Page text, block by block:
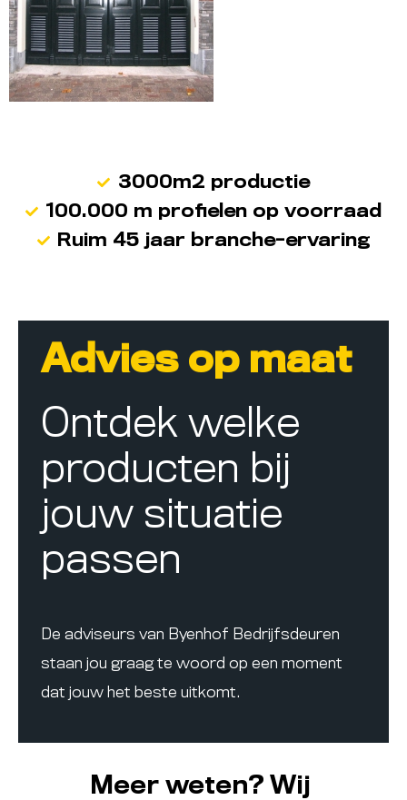
3000m2 productie
100.000 m profielen op voorraad
Ruim 45 jaar branche-ervaring
Advies op maat
Ontdek welke
producten bij
jouw situatie
passen
De adviseurs van Byenhof Bedrijfsdeuren
staan jou graag te woord op een moment
dat jouw het beste uitkomt.
Meer weten? Wij